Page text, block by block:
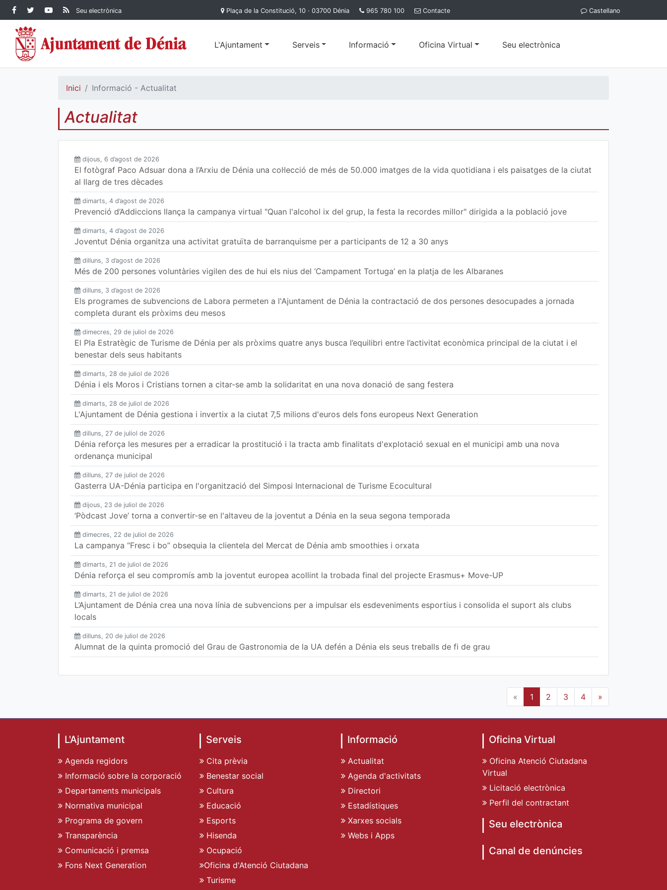
Contingut principal
Facebook Ajuntament de
Dénia
Twitter Ajuntament de
Dénia
YouTube Ajuntament
de Dénia
RSS Actualitat
Ajuntament de
Seu electrònica Plaça de la Constitució, 10 · 03700 Dénia 965 780 100 Contacte Castellano
L'Ajuntament Serveis Informació Oficina Virtual Seu electrònica
Inici Informació - Actualitat
Actualitat
dijous, 6 d’agost de 2026
El fotògraf Paco Adsuar dona a l’Arxiu de Dénia una col·lecció de més de 50.000 imatges de la vida quotidiana i els paisatges de la ciutat
al llarg de tres dècades
dimarts, 4 d’agost de 2026
Prevenció d’Addiccions llança la campanya virtual "Quan l'alcohol ix del grup, la festa la recordes millor" dirigida a la població jove
dimarts, 4 d’agost de 2026
Joventut Dénia organitza una activitat gratuïta de barranquisme per a participants de 12 a 30 anys
dilluns, 3 d’agost de 2026
Més de 200 persones voluntàries vigilen des de hui els nius del ‘Campament Tortuga’ en la platja de les Albaranes
dilluns, 3 d’agost de 2026
Els programes de subvencions de Labora permeten a l'Ajuntament de Dénia la contractació de dos persones desocupades a jornada
completa durant els pròxims deu mesos
dimecres, 29 de juliol de 2026
El Pla Estratègic de Turisme de Dénia per als pròxims quatre anys busca l’equilibri entre l’activitat econòmica principal de la ciutat i el
benestar dels seus habitants
dimarts, 28 de juliol de 2026
Dénia i els Moros i Cristians tornen a citar-se amb la solidaritat en una nova donació de sang festera
dimarts, 28 de juliol de 2026
L'Ajuntament de Dénia gestiona i invertix a la ciutat 7,5 milions d'euros dels fons europeus Next Generation
dilluns, 27 de juliol de 2026
Dénia reforça les mesures per a erradicar la prostitució i la tracta amb finalitats d'explotació sexual en el municipi amb una nova
ordenança municipal
dilluns, 27 de juliol de 2026
Gasterra UA-Dénia participa en l'organització del Simposi Internacional de Turisme Ecocultural
dijous, 23 de juliol de 2026
‘Pòdcast Jove’ torna a convertir-se en l'altaveu de la joventut a Dénia en la seua segona temporada
dimecres, 22 de juliol de 2026
La campanya “Fresc i bo” obsequia la clientela del Mercat de Dénia amb smoothies i orxata
dimarts, 21 de juliol de 2026
Dénia reforça el seu compromís amb la joventut europea acollint la trobada final del projecte Erasmus+ Move-UP
dimarts, 21 de juliol de 2026
L’Ajuntament de Dénia crea una nova línia de subvencions per a impulsar els esdeveniments esportius i consolida el suport als clubs
locals
dilluns, 20 de juliol de 2026
Alumnat de la quinta promoció del Grau de Gastronomia de la UA defén a Dénia els seus treballs de fi de grau
« 1 2 3 4 »
L'Ajuntament
Agenda regidors
Informació sobre la corporació
Departaments municipals
Normativa municipal
Programa de govern
Transparència
Comunicació i premsa
Fons Next Generation
Serveis
Cita prèvia
Benestar social
Cultura
Educació
Esports
Hisenda
Ocupació
Oficina d'Atenció Ciutadana
Turisme
Informació
Actualitat
Agenda d'activitats
Directori
Estadístiques
Xarxes socials
Webs i Apps
Oficina Virtual
Oficina Atenció Ciutadana
Virtual
Licitació electrònica
Perfil del contractant
Seu electrònica
Canal de denúncies